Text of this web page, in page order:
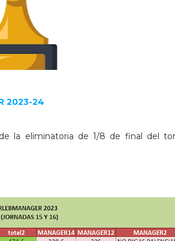
2023-24
la eliminatoria de 1/8 de final del